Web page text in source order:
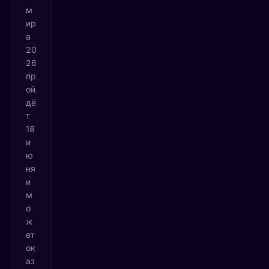
м
ир
а
20
26
пр
ой
дё
т
18
и
ю
ня
и
м
о
ж
ет
ок
аз